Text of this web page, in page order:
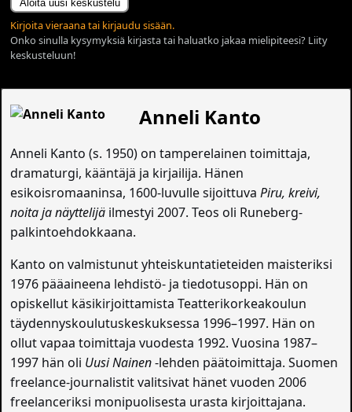
Aloita uusi keskustelu
Kirjoita vieraana tai kirjaudu sisään.
Onko sinulla kysymyksiä kirjasta tai haluatko jakaa mielipiteesi? Liity
keskusteluun!
Anneli Kanto
Anneli Kanto (s. 1950) on tamperelainen toimittaja,
dramaturgi, kääntäjä ja kirjailija. Hänen
esikoisromaaninsa, 1600-luvulle sijoittuvaPiru, kreivi,
noita ja näyttelijä ilmestyi 2007. Teos oli Runeberg-
palkintoehdokkaana.
Kanto on valmistunut yhteiskuntatieteiden maisteriksi
1976 pääaineena lehdistö- ja tiedotusoppi. Hän on
opiskellut käsikirjoittamista Teatterikorkeakoulun
täydennyskoulutuskeskuksessa 1996–1997. Hän on
ollut vapaa toimittaja vuodesta 1992. Vuosina 1987–
1997 hän oli Uusi Nainen-lehden päätoimittaja. Suomen
freelance-journalistit valitsivat hänet vuoden 2006
freelanceriksi monipuolisesta urasta kirjoittajana.